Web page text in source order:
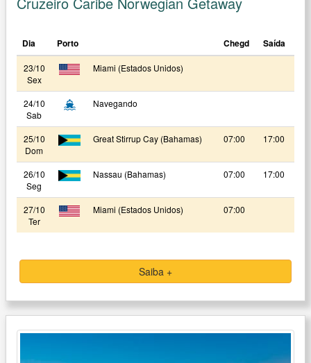
Dia Porto Chegd Saída
23/10
Sex
Miami (Estados Unidos)
24/10
Sab
Navegando
25/10
Dom
Great Stirrup Cay (Bahamas) 07:00 17:00
26/10
Seg
Nassau (Bahamas) 07:00 17:00
27/10
Ter
Miami (Estados Unidos) 07:00
Saiba +